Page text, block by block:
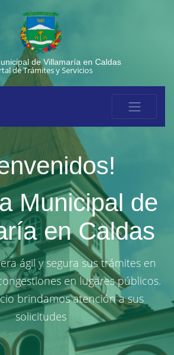
de Villamaría en Caldas
de Trámites y Servicios
Municipal de
en Caldas
ágil y segura sus trámites en
en lugares públicos.
brindamos atención a sus
solicitudes